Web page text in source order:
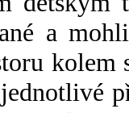
a
kolem